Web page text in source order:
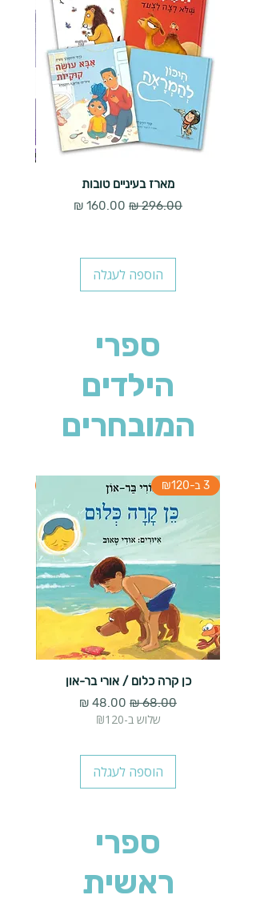
מארז בעיניים טובות
מחיר רגיל
מחיר מבצע
הוספה לעגלה
ספרי
הילדים
המובחרים
3 ב-₪120
כן קרה כלום / אורי בר-און
מחיר רגיל מחיר מבצע
שלוש ב-₪120
הוספה לעגלה
ספרי
ראשית